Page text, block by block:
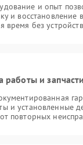
и опыт
и восстановление
время без
работы и запчасти
и установленные
повторных